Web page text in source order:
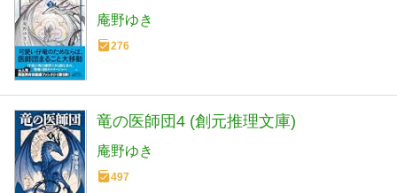
庵野ゆき
276
竜の医師団4 (創元推理文庫)
庵野ゆき
497